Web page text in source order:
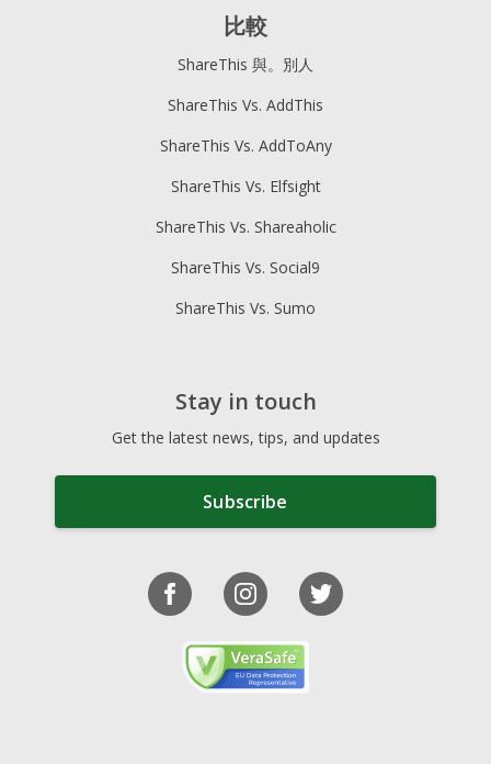
比較
ShareThis 與。別人
ShareThis Vs. AddThis
ShareThis Vs. AddToAny
ShareThis Vs. Elfsight
ShareThis Vs. Shareaholic
ShareThis Vs. Social9
ShareThis Vs. Sumo
Stay in touch
Get the latest news, tips, and updates
Subscribe